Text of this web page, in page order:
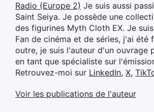
Radio (Europe 2) Je suis aussi
Saint Seiya. Je possède une
des figurines Myth Cloth EX. Je
Fan de cinéma et de séries, j'ai été
outre, je suis l'auteur d'un ouvrage
en tant que spécialiste sur
Retrouvez-moi sur LinkedIn, X,
Voir les publications de l'auteur